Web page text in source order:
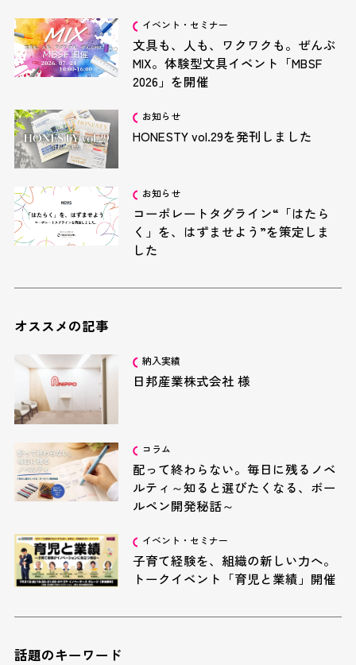
イベント・セミナー
文具も、人も、ワクワクも。ぜんぶ
MIX。体験型文具イベント「MBSF
2026」を開催
お知らせ
HONESTY vol.29を発刊しました
お知らせ
コーポレートタグライン“「はたら
く」を、はずませよう”を策定しま
した
オススメの記事
納入実績
日邦産業株式会社 様
コラム
配って終わらない。毎日に残るノベ
ルティ～知ると選びたくなる、ボー
ルペン開発秘話～
イベント・セミナー
子育て経験を、組織の新しい力へ。
トークイベント「育児と業績」開催
話題のキーワード